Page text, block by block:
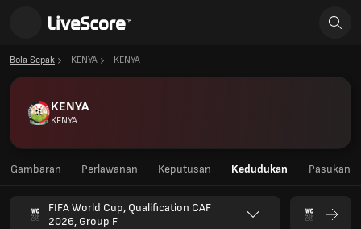
Bola Sepak KENYA KENYA
KENYA
KENYA
Gambaran Perlawanan Keputusan Kedudukan Pasukan
FIFA World Cup, Qualification CAF
2026, Group F